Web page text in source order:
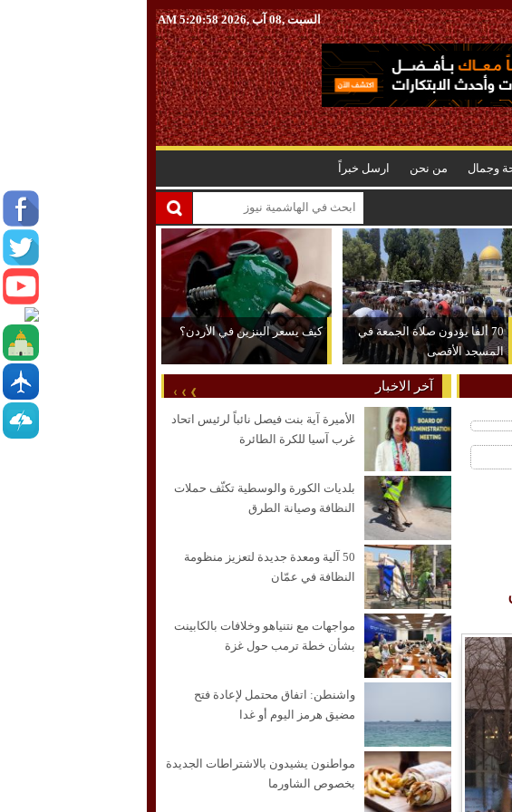
السبت ,08 آب ,2026 5:20:59 AM
وجمال من نحن ارسل خبراً
70 ألفا يؤدون صلاة الجمعة في
المسجد الأقصى
كيف يسعر البنزين في الأردن؟
من
آخر الاخبار
الأميرة آية بنت فيصل نائباً لرئيس اتحاد
غرب آسيا للكرة الطائرة
بلديات الكورة والوسطية تكثّف حملات
النظافة وصيانة الطرق
50 آلية ومعدة جديدة لتعزيز منظومة
النظافة في عمّان
مواجهات مع نتنياهو وخلافات بالكابينت
بشأن خطة ترمب حول غزة
واشنطن: اتفاق محتمل لإعادة فتح
مضيق هرمز اليوم أو غدا
مواطنون يشيدون بالاشتراطات الجديدة
بخصوص الشاورما